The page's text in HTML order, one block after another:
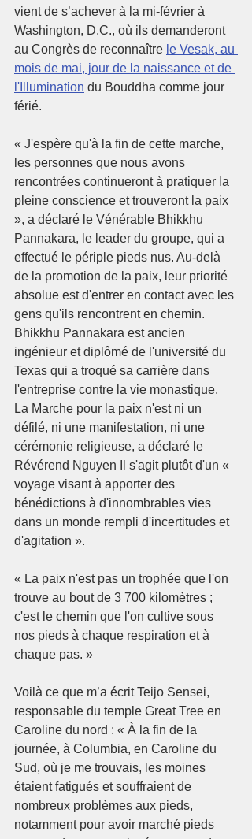
vient de s’achever à la mi-février à
Washington, D.C., où ils demanderont
au Congrès de reconnaître le Vesak, au
mois de mai, jour de la naissance et de
l'Illumination du Bouddha comme jour
férié.
« J'espère qu'à la fin de cette marche,
les personnes que nous avons
rencontrées continueront à pratiquer la
pleine conscience et trouveront la paix
», a déclaré le Vénérable Bhikkhu
Pannakara, le leader du groupe, qui a
effectué le périple pieds nus. Au-delà
de la promotion de la paix, leur priorité
absolue est d'entrer en contact avec les
gens qu'ils rencontrent en chemin.
Bhikkhu Pannakara est ancien
ingénieur et diplômé de l'université du
Texas qui a troqué sa carrière dans
l'entreprise contre la vie monastique.
La Marche pour la paix n'est ni un
défilé, ni une manifestation, ni une
cérémonie religieuse, a déclaré le
Révérend Nguyen Il s'agit plutôt d'un «
voyage visant à apporter des
bénédictions à d'innombrables vies
dans un monde rempli d'incertitudes et
d'agitation ».
« La paix n'est pas un trophée que l'on
trouve au bout de 3 700 kilomètres ;
c'est le chemin que l'on cultive sous
nos pieds à chaque respiration et à
chaque pas. »
Voilà ce que m’a écrit Teijo Sensei,
responsable du temple Great Tree en
Caroline du nord : « À la fin de la
journée, à Columbia, en Caroline du
Sud, où je me trouvais, les moines
étaient fatigués et souffraient de
nombreux problèmes aux pieds,
notamment pour avoir marché pieds